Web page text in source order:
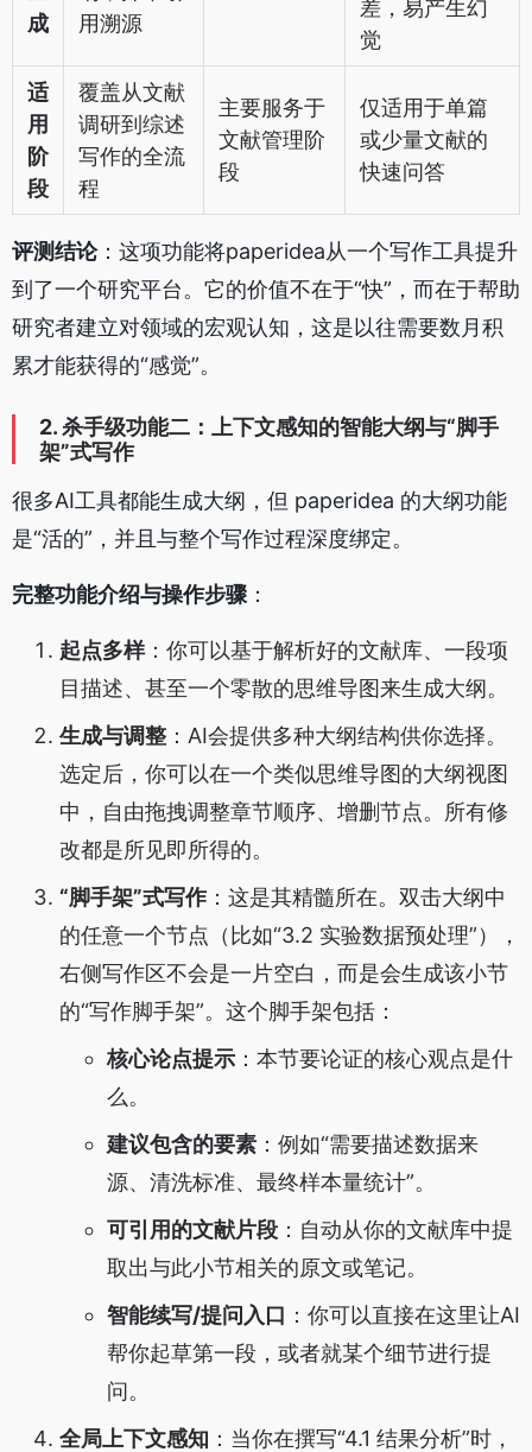
成
用溯源
差，易产生幻
觉
适
用
阶
段
覆盖从文献
调研到综述
写作的全流
程
主要服务于
文献管理阶
段
仅适用于单篇
或少量文献的
快速问答
评测结论：这项功能将paperidea从一个写作工具提升
到了一个研究平台。它的价值不在于“快”，而在于帮助
研究者建立对领域的宏观认知，这是以往需要数月积
累才能获得的“感觉”。
2. 杀手级功能二：上下文感知的智能大纲与“脚手
架”式写作
很多AI工具都能生成大纲，但 paperidea 的大纲功能
是“活的”，并且与整个写作过程深度绑定。
完整功能介绍与操作步骤 ：
起点多样：你可以基于解析好的文献库、一段项
目描述、甚至一个零散的思维导图来生成大纲。
生成与调整 ：AI会提供多种大纲结构供你选择。
选定后，你可以在一个类似思维导图的大纲视图
中，自由拖拽调整章节顺序、增删节点。所有修
改都是所见即所得的。
“脚手架”式写作：这是其精髓所在。双击大纲中
的任意一个节点（比如“3.2 实验数据预处理”），
右侧写作区不会是一片空白，而是会生成该小节
的“写作脚手架”。这个脚手架包括：
核心论点提示 ：本节要论证的核心观点是什
么。
建议包含的要素 ：例如“需要描述数据来
源、清洗标准、最终样本量统计”。
可引用的文献片段 ：自动从你的文献库中提
取出与此小节相关的原文或笔记。
智能续写/提问入口 ：你可以直接在这里让AI
帮你起草第一段，或者就某个细节进行提
问。
全局上下文感知 ：当你在撰写“4.1 结果分析”时，